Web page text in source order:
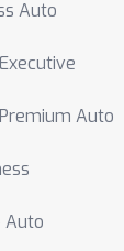
Auto
Auto
Auto